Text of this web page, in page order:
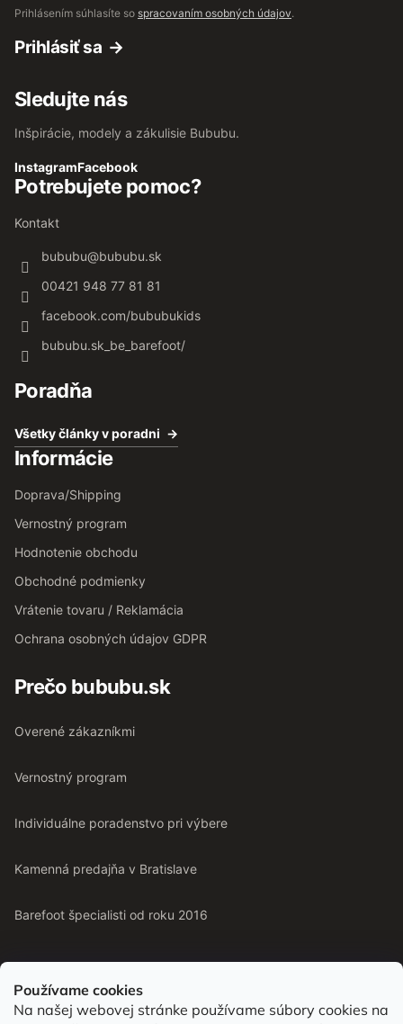
Používame cookies
Na našej webovej stránke používame súbory cookies na
Prihlásením súhlasíte so spracovaním osobných údajov.
Prihlásiť sa
Sledujte nás
Inšpirácie, modely a zákulisie Bububu.
InstagramFacebook
Potrebujete pomoc?
Kontakt
bububu@bububu.sk
00421 948 77 81 81
facebook.com/bububukids
bububu.sk_be_barefoot/
Poradňa
Všetky články v poradni
Informácie
Doprava/Shipping
Vernostný program
Hodnotenie obchodu
Obchodné podmienky
Vrátenie tovaru / Reklamácia
Ochrana osobných údajov GDPR
Prečo bububu.sk
Overené zákazníkmi
Vernostný program
Individuálne poradenstvo pri výbere
Kamenná predajňa v Bratislave
Barefoot špecialisti od roku 2016